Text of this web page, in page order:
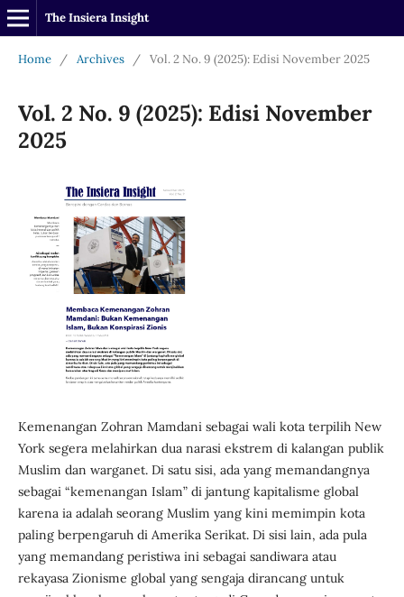
The Insiera Insight
Home / Archives / Vol. 2 No. 9 (2025): Edisi November 2025
Vol. 2 No. 9 (2025): Edisi November
2025
Kemenangan Zohran Mamdani sebagai wali kota terpilih New
York segera melahirkan dua narasi ekstrem di kalangan publik
Muslim dan warganet. Di satu sisi, ada yang memandangnya
sebagai “kemenangan Islam” di jantung kapitalisme global
karena ia adalah seorang Muslim yang kini memimpin kota
paling berpengaruh di Amerika Serikat. Di sisi lain, ada pula
yang memandang peristiwa ini sebagai sandiwara atau
rekayasa Zionisme global yang sengaja dirancang untuk